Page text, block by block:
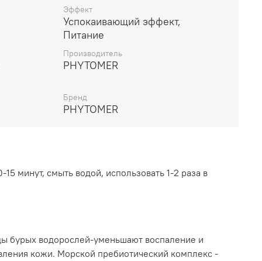
Эффект
Успокаивающий эффект,
Питание
Производитель
PHYTOMER
Бренд
PHYTOMER
минут, смыть водой, использовать 1-2 раза в
бурых водорослей-уменьшают воспаление и
кожи. Морской пребиотический комплекс -